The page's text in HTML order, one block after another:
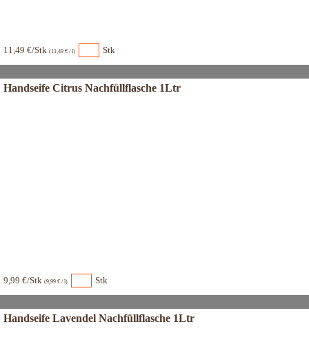
11,49 €/Stk (11,49 € / l) Stk
Handseife Citrus Nachfüllflasche 1Ltr
9,99 €/Stk (9,99 € / l) Stk
Handseife Lavendel Nachfüllflasche 1Ltr